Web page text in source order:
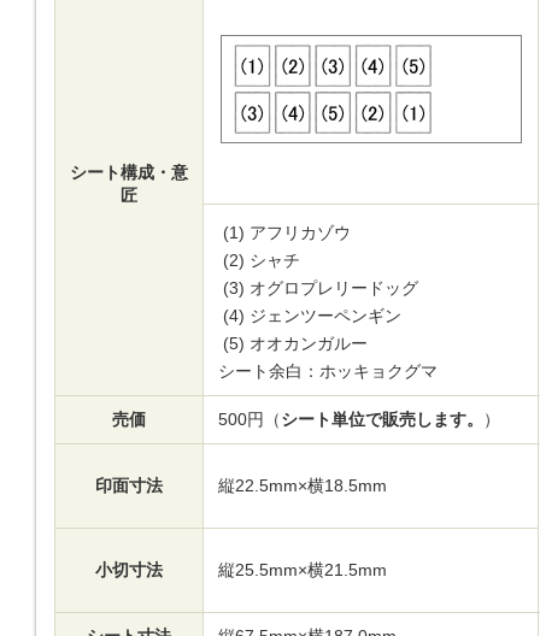
シート構成・意
匠
(1) アフリカゾウ
(2) シャチ
(3) オグロプレリードッグ
(4) ジェンツーペンギン
(5) オオカンガルー
シート余白：ホッキョクグマ
売価 500円（シート単位で販売します。 ）
印面寸法 縦22.5mm×横18.5mm
小切寸法 縦25.5mm×横21.5mm